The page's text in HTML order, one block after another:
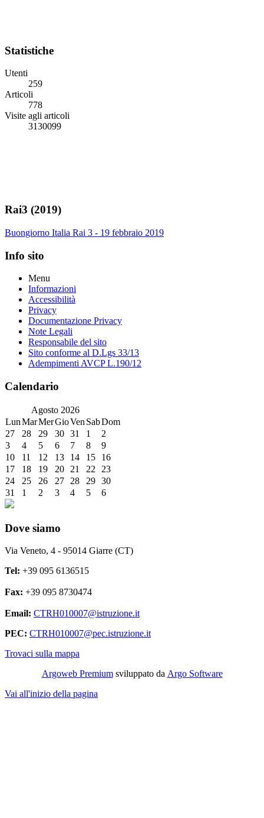
Statistiche
Utenti
259
Articoli
778
Visite agli articoli
3130099
Rai3 (2019)
Buongiorno Italia Rai 3 - 19 febbraio 2019
Info sito
Menu
Informazioni
Accessibilità
Privacy
Documentazione Privacy
Note Legali
Responsabile del sito
Sito conforme al D.Lgs 33/13
Adempimenti AVCP L.190/12
Calendario
Agosto 2026
LunMarMerGioVen SabDom
27
28 29 30 31 1
2
3
4 5 6 7 8
9
10
11 12 13 14 15
16
17
18 19 20 21 22
23
24
25 26 27 28 29 30
31
1 2 3 4 5 6
Dove siamo
Via Veneto, 4 - 95014 Giarre (CT)
Tel: +39 095 6136515
Fax: +39 095 8730474
Email: CTRH010007@istruzione.it
PEC: CTRH010007@pec.istruzione.it
Trovaci sulla mappa
Argoweb Premiumsviluppato da Argo Software
Vai all'inizio della pagina